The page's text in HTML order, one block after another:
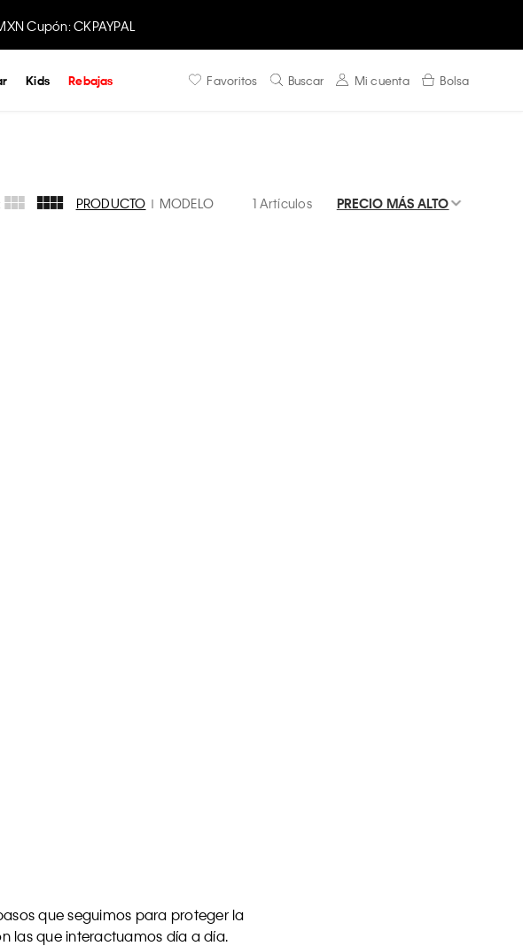
Cupón: CKPAYPAL
Favoritos Buscar Mi cuenta Bolsa
Kids Rebajas
PRECIO MÁS ALTO
PRODUCTO MODELO 1 Artículos
que seguimos para proteger la
las que interactuamos día a día.